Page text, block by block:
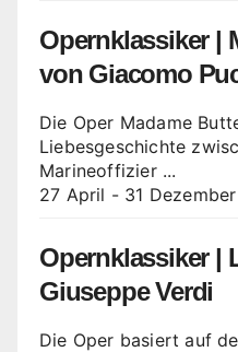
Opernklassiker |
von Giacomo
Die Oper Madame
Liebesgeschichte
Marineoffizier ...
27 April - 31 Dezember
Opernklassiker |
Giuseppe Verdi
Die Oper basiert auf